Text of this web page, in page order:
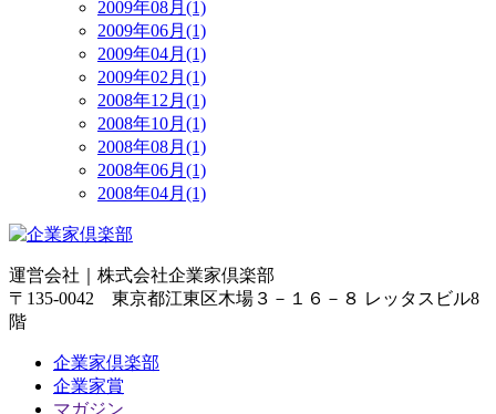
2009年08月(1)
2009年06月(1)
2009年04月(1)
2009年02月(1)
2008年12月(1)
2008年10月(1)
2008年08月(1)
2008年06月(1)
2008年04月(1)
運営会社｜ 株式会社企業家倶楽部
〒135-0042 東京都江東区木場３－１６－８ レッタスビル8
階
企業家倶楽部
企業家賞
マガジン